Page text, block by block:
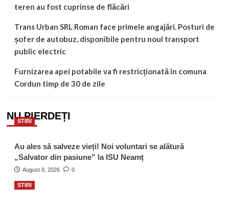
teren au fost cuprinse de flăcări
Trans Urban SRL Roman face primele angajări. Posturi de
șofer de autobuz, disponibile pentru noul transport
public electric
Furnizarea apei potabile va fi restricționată în comuna
Cordun timp de 30 de zile
NU PIERDEȚI
STIRI
Au ales să salveze vieți! Noi voluntari se alătură
„Salvator din pasiune” la ISU Neamț
August 8, 2026 0
STIRI